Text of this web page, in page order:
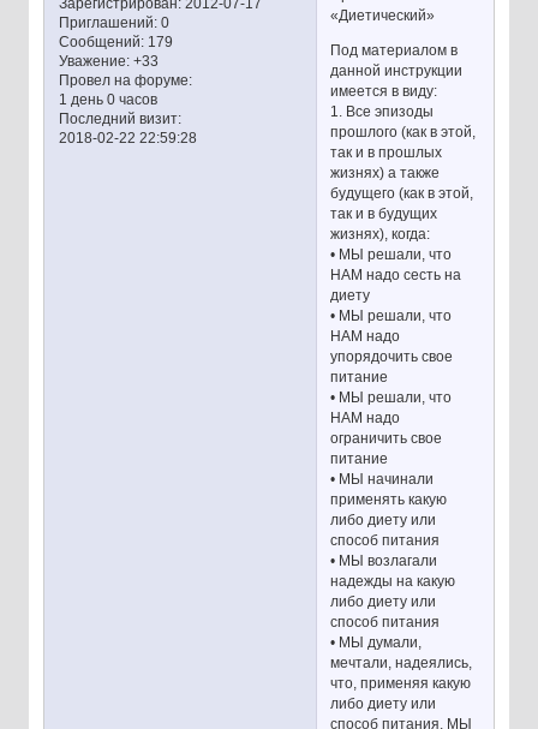
Зарегистрирован : 2012-07-17
Приглашений:0
Сообщений:179
Уважение: +33
Провел на форуме:
1 день 0 часов
Последний визит:
2018-02-22 22:59:28
«Диетический»
Под материалом в
данной инструкции
имеется в виду:
1. Все эпизоды
прошлого (как в этой,
так и в прошлых
жизнях) а также
будущего (как в этой,
так и в будущих
жизнях), когда:
• МЫ решали, что
НАМ надо сесть на
диету
• МЫ решали, что
НАМ надо
упорядочить свое
питание
• МЫ решали, что
НАМ надо
ограничить свое
питание
• МЫ начинали
применять какую
либо диету или
способ питания
• МЫ возлагали
надежды на какую
либо диету или
способ питания
• МЫ думали,
мечтали, надеялись,
что, применяя какую
либо диету или
способ питания, МЫ